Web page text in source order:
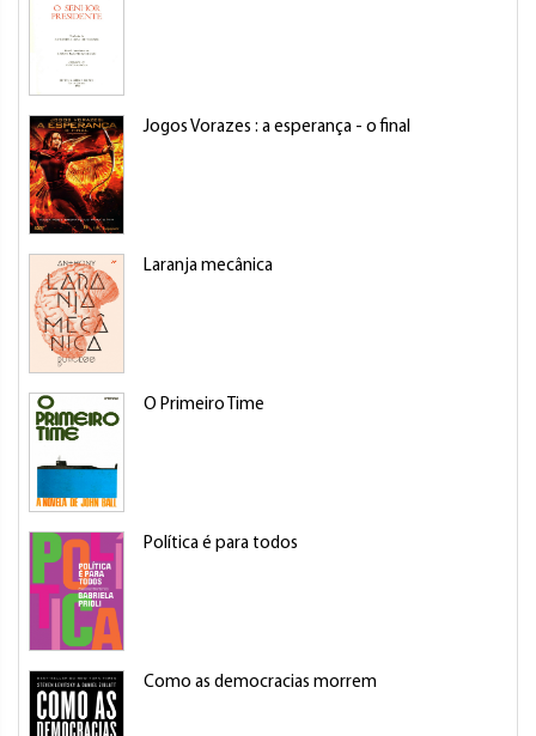
Jogos Vorazes : a esperança - o final
Laranja mecânica
O Primeiro Time
Política é para todos
Como as democracias morrem